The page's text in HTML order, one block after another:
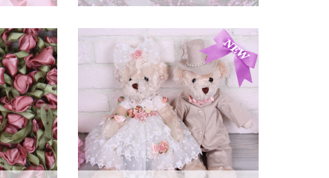
Арт: pr_0006